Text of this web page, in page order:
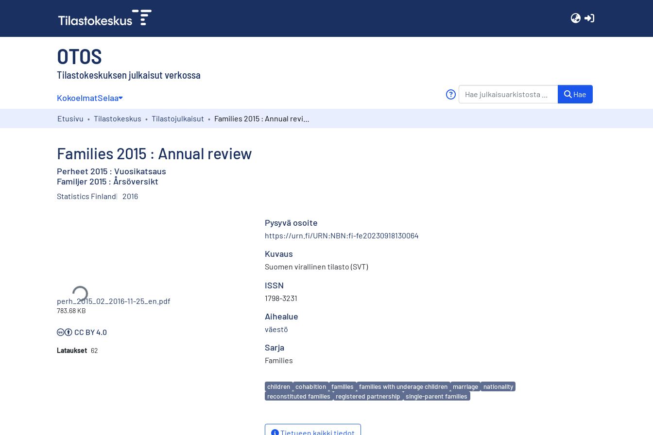
OTOS
Tilastokeskuksen julkaisut verkossa
KokoelmatSelaa Hae
Etusivu Tilastokeskus Tilastojulkaisut
Families 2015 : Annual review
Perheet 2015 : Vuosikatsaus
Familjer 2015 : Årsöversikt
Statistics Finland 2016
Ladataan...
perh_2015_02_2016-11-25_en.pdf
783.68 KB
CC BY 4.0
Lataukset 62
Pysyvä osoite
https://urn.fi/URN:NBN:fi-fe20230918130064
Kuvaus
Suomen virallinen tilasto (SVT)
ISSN
1798-3231
Aihealue
väestö
Sarja
Families
Avainsanat
children cohabition families families with underage children marriage
nationality
reconstituted families
registered partnership single-parent families
Tietueen kaikki tiedot